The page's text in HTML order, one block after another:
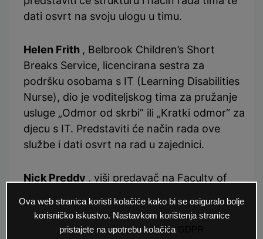
Ova web stranica koristi kolačiće kako bi se osiguralo bolje
korisničko iskustvo. Nastavkom korištenja stranice
pristajete na upotrebu kolačića
dati osvrt na svoju ulogu u timu.
Helen Frith , Belbrook Children’s Short
Breaks Service, licencirana sestra za
podršku osobama s IT (Learning Disabilities
Nurse), dio je voditeljskog tima za pružanje
usluge „Odmor od skrbi” ili „Kratki odmor“ za
djecu s IT. Predstaviti će način rada ove
službe i dati osvrt na rad u zajednici.
Nick Preddy , viši predavač na Faculty of
the West of England, Bristol (UWE), Odsjek
sestrinstva i porodiljstva, Katedra za